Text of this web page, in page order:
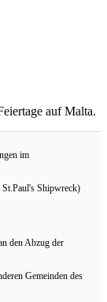
auf Malta.
im
Shipwreck)
den Abzug der
Gemeinden des